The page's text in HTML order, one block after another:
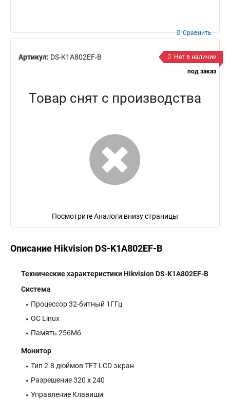
Артикул: DS-K1A802EF-B
Сравнить
Нет в наличии
под заказ
Товар снят с производства
Посмотрите Аналоги внизу страницы
Описание Hikvision DS-K1A802EF-B
Технические характеристики Hikvision DS-K1A802EF-B
Система
Процессор 32-битный 1ГГц
ОС Linux
Память 256Мб
Монитор
Тип 2.8 дюймов TFT LCD экран
Разрешение 320 x 240
Управление Клавиши